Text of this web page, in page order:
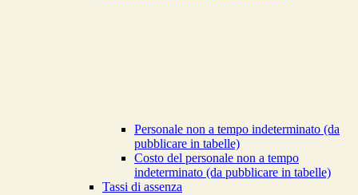
Personale non a tempo indeterminato (da
pubblicare in tabelle)
Costo del personale non a tempo
indeterminato (da pubblicare in tabelle)
Tassi di assenza